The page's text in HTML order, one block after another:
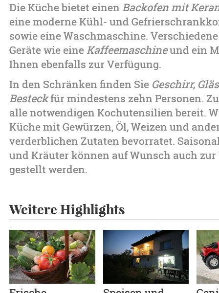
Die Küche bietet einen Backofen mit
eine moderne Kühl- und
sowie eine Waschmaschine.
Geräte wie eineKaffeemaschineund ein
Ihnen ebenfalls zur Verfügung.
In den Schränken finden Sie Geschirr,
Besteckfür mindestens zehn Personen.
alle notwendigen Kochutensilien bereit.
Küche mit Gewürzen, Öl, Weizen und
verderblichen Zutaten bevorratet.
und Kräuter können auf Wunsch auch
gestellt werden.
Weitere Highlights